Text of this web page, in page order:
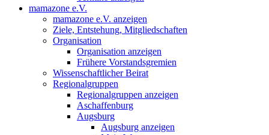
mamazone e.V.
mamazone e.V. anzeigen
Ziele, Entstehung, Mitgliedschaften
Organisation
Organisation anzeigen
Frühere Vorstandsgremien
Wissenschaftlicher Beirat
Regionalgruppen
Regionalgruppen anzeigen
Aschaffenburg
Augsburg
Augsburg anzeigen